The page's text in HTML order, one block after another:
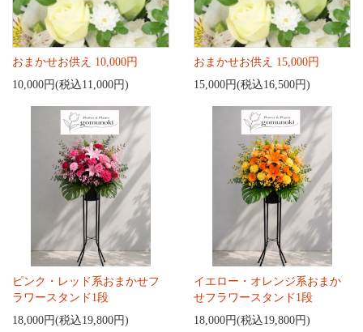
おまかせお供え 10,000円
10,000円(税込11,000円)
おまかせお供え 15,000円
15,000円(税込16,500円)
ピンク・レッド系おまかせフ
ラワースタンド1段
18,000円(税込19,800円)
イエロー・オレンジ系おまか
せフラワースタンド1段
18,000円(税込19,800円)